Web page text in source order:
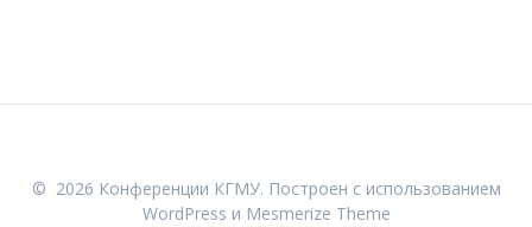
© 2026 Конференции КГМУ. Построен с использованием
WordPress и Mesmerize Theme